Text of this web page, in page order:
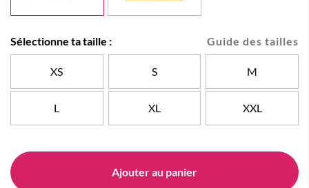
Guide des tailles
Sélectionne ta taille :
XS S M
L XL XXL
Ajouter au panier